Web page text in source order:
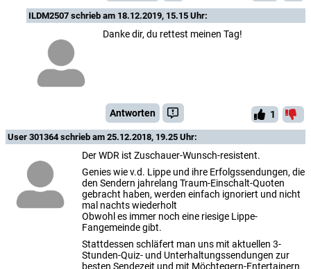
ILDM2507 schrieb am 18.12.2019, 15.15 Uhr:
Danke dir, du rettest meinen Tag!
Antworten 1
User 301364schrieb am 25.12.2018, 19.25 Uhr:
Der WDR ist Zuschauer-Wunsch-resistent.
Genies wie v.d. Lippe und ihre Erfolgssendungen, die
den Sendern jahrelang Traum-Einschalt-Quoten
gebracht haben, werden einfach ignoriert und nicht
mal nachts wiederholt
Obwohl es immer noch eine riesige Lippe-
Fangemeinde gibt.
Stattdessen schläfert man uns mit aktuellen 3-
Stunden-Quiz- und Unterhaltungssendungen zur
besten Sendezeit und mit Möchtegern-Entertainern